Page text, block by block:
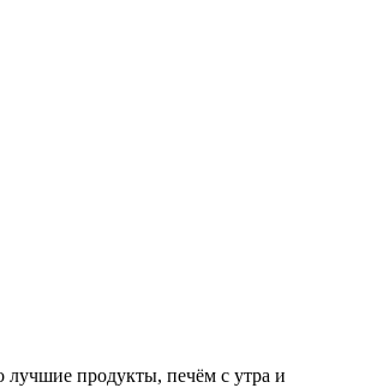
лучшие продукты, печём с утра и